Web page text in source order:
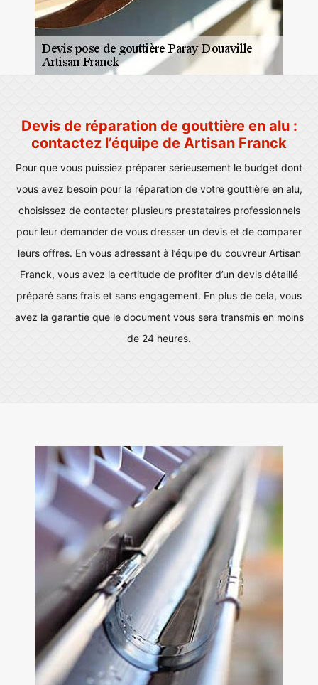
Devis de réparation de gouttière en alu :
contactez l’équipe de Artisan Franck
Pour que vous puissiez préparer sérieusement le budget dont
vous avez besoin pour la réparation de votre gouttière en alu,
choisissez de contacter plusieurs prestataires professionnels
pour leur demander de vous dresser un devis et de comparer
leurs offres. En vous adressant à l’équipe du couvreur Artisan
Franck, vous avez la certitude de profiter d’un devis détaillé
préparé sans frais et sans engagement. En plus de cela, vous
avez la garantie que le document vous sera transmis en moins
de 24 heures.